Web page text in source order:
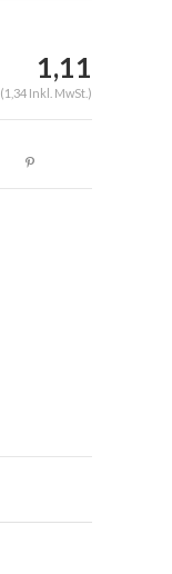
1,11
(1,34 Inkl. MwSt.)